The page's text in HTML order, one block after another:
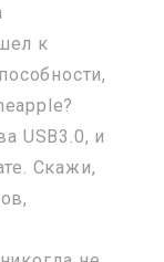
к
USB3.0, и
Скажи,